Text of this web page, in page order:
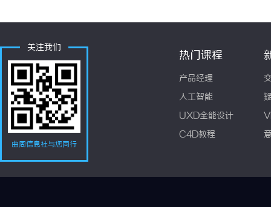
关注我们
曲周信息社与您同行
热门课程
产品经理
人工智能
UXD全能设计
C4D教程